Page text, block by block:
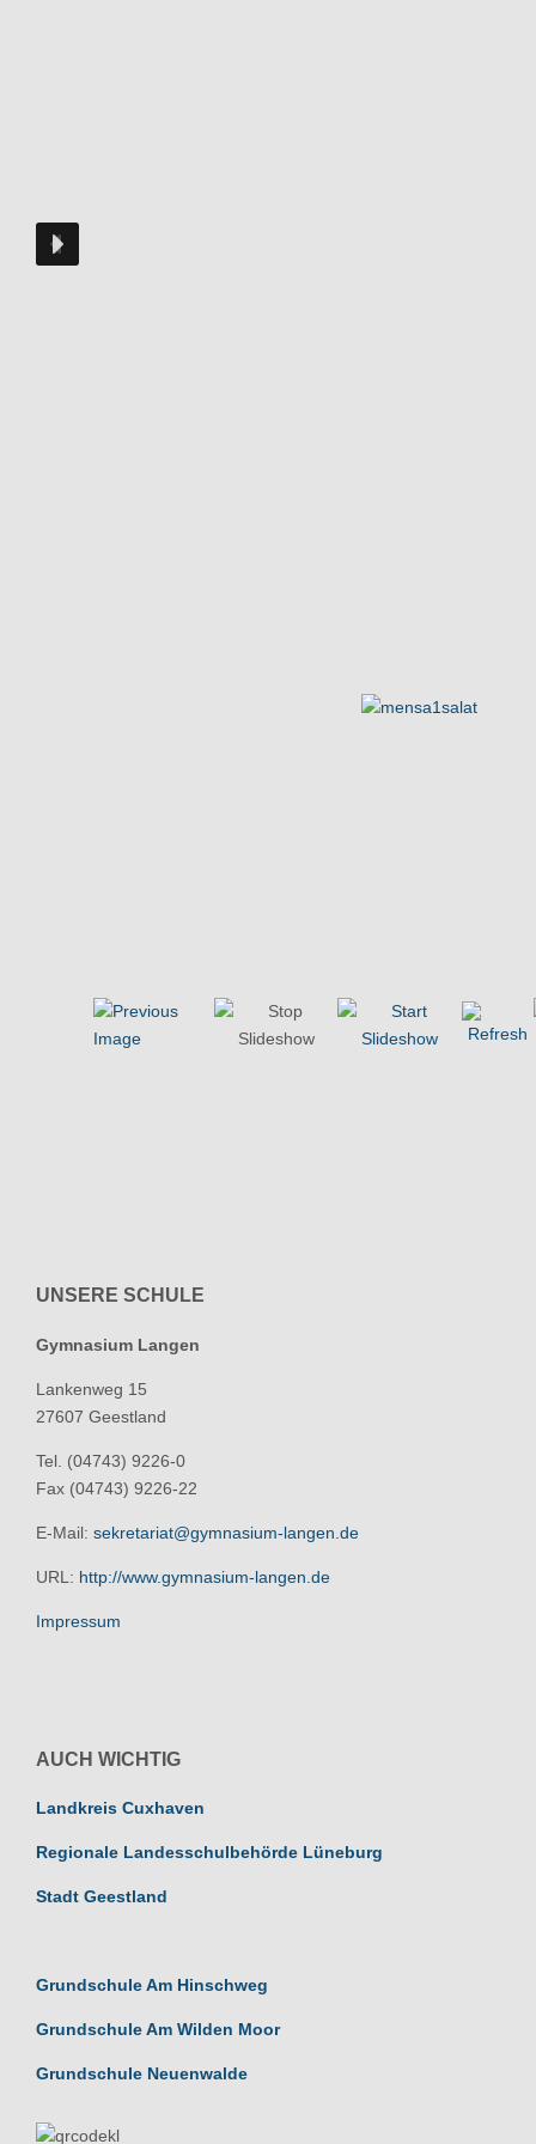
UNSERE SCHULE
Gymnasium Langen
Lankenweg 15
27607 Geestland
Tel. (04743) 9226-0
Fax (04743) 9226-22
E-Mail: sekretariat@gymnasium-langen.de
URL: http://www.gymnasium-langen.de
Impressum
AUCH WICHTIG
Landkreis Cuxhaven
Regionale Landesschulbehörde Lüneburg
Stadt Geestland
Grundschule Am Hinschweg
Grundschule Am Wilden Moor
Grundschule Neuenwalde